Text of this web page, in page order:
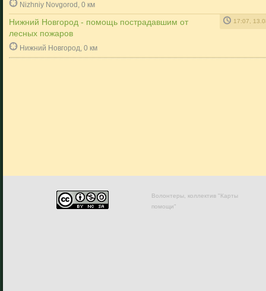
Nizhniy Novgorod, 0 км
Нижний Новгород - помощь пострадавшим от
лесных пожаров
17:07,
Нижний Новгород, 0 км
Волонтеры, коллектив "Карты
помощи"